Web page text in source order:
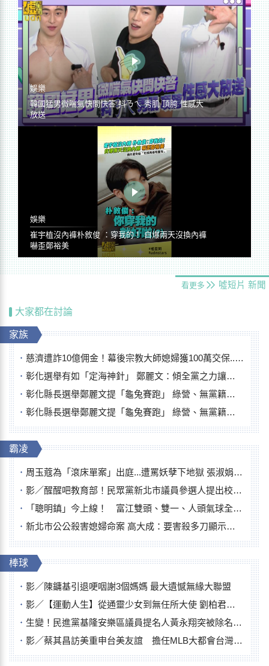
娛樂
韓國猛男微喘氣快問快答 抖ㄋㄟ 秀肌 頂胯 性感大
放送
娛樂
崔宇植沒內褲朴敘俊 ：穿我的！ 自爆兩天沒換內褲
嚇歪鄭裕美
看更多 噓短片 新聞
大家都在討論
家族
慈濟遭詐10億佣金！幕後宗教大師媳婦獲100萬交保...快步奔離不發一語
彰化選舉有如「定海神針」 鄭麗文：傾全黨之力讓彰化贏
彰化縣長選舉鄭麗文提「龜兔賽跑」 綠營、無黨籍忙否認是烏龜
彰化縣長選舉鄭麗文提「龜兔賽跑」 綠營、無黨籍忙否認是烏龜
霸凌
周玉蔻為「滾床單案」出庭...遭罵妖孽下地獄 張淑娟批：舌頭殺人有罪
影／醒醒吧教育部！民眾黨新北市議員參選人提出校園反毒防線升級政見
「聰明鎮」今上線！ 富江雙頭、雙一、人頭氣球全登場
新北市公公殺害媳婦命案 高大成：要害殺多刀顯示怨恨深
棒球
影／陳鏞基引退哽咽謝3個媽媽 最大遺憾無緣大聯盟
影／【運動人生】從通靈少女到無任所大使 劉柏君女裁判人生國際發光
生變！民進黨基隆安樂區議員提名人黃永翔突被除名 將另提他人
影／蔡其昌訪美重申台美友誼 擔任MLB大都會台灣日開球嘉賓